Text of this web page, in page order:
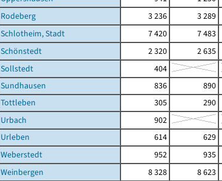
Rodeberg
3 236 3 289
Schlotheim, Stadt
7 420 7 483
Schönstedt
2 320 2 635
Sollstedt
404
Sundhausen
836 890
Tottleben
305 290
Urbach
902
Urleben
614 629
Weberstedt
952 935
Weinbergen
8 328 8 623